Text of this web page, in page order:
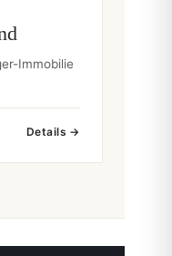
Immobilie
Details →